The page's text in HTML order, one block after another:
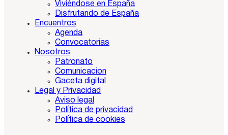
Viviéndose en España
Disfrutando de España
Encuentros
Agenda
Convocatorias
Nosotros
Patronato
Comunicacion
Gaceta digital
Legal y Privacidad
Aviso legal
Política de privacidad
Política de cookies